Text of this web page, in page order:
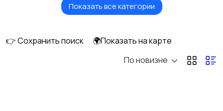
Продажа комнаты Продажа участка
Аренда комнаты
Показать все категории
👉 Сохранить поиск
🌍Показать на карте
По новизне